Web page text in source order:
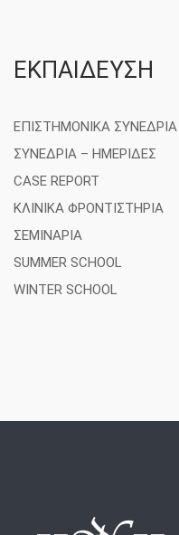
ΕΚΠΑΙΔΕΥΣΗ
ΕΠΙΣΤΗΜΟΝΙΚΑ ΣΥΝΕΔΡΙΑ
ΣΥΝΕΔΡΙΑ – ΗΜΕΡΙΔΕΣ
CASE REPORT
ΚΛΙΝΙΚΑ ΦΡΟΝΤΙΣΤΗΡΙΑ
ΣΕΜΙΝΑΡΙΑ
SUMMER SCHOOL
WINTER SCHOOL